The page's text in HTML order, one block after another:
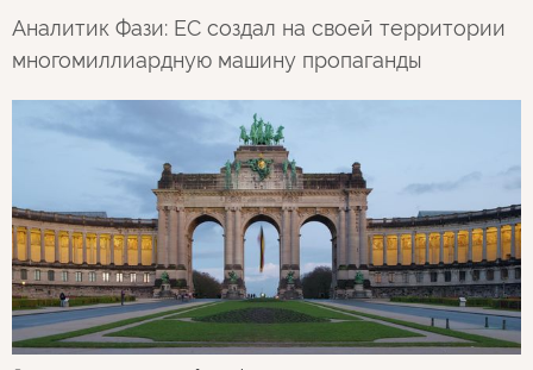
Аналитик Фази: ЕС создал на своей территории
многомиллиардную машину пропаганды